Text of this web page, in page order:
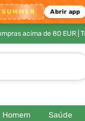
SUMMER Abrir app
acima de 80 EUR|
Homem Saúde